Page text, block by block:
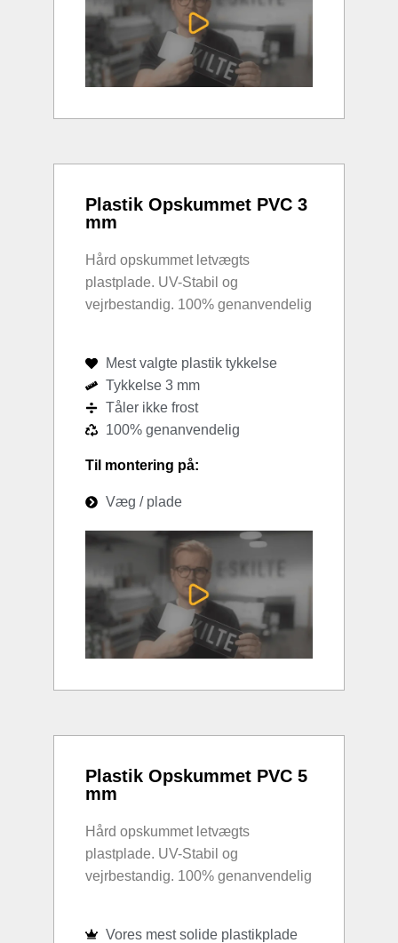
Plastik Opskummet PVC 3
mm
Hård opskummet letvægts
plastplade. UV-Stabil og
vejrbestandig. 100% genanvendelig
Mest valgte plastik tykkelse
Tykkelse 3 mm
Tåler ikke frost
100% genanvendelig
Til montering på:
Væg / plade
Plastik Opskummet PVC 5
mm
Hård opskummet letvægts
plastplade. UV-Stabil og
vejrbestandig. 100% genanvendelig
Vores mest solide plastikplade